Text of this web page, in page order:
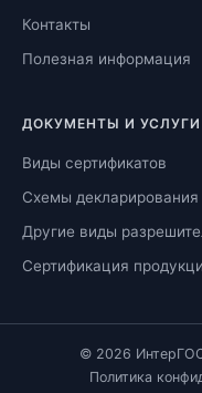
Контакты
Полезная информация
ДОКУМЕНТЫ И УСЛУГИ
Виды сертификатов
Схемы декларирования
Другие виды
Сертификация
© 2026
Политика